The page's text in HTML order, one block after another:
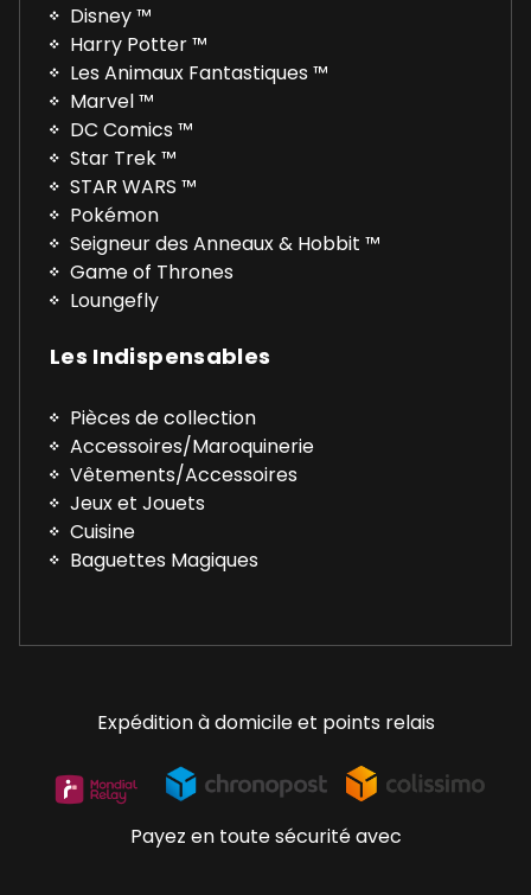
Disney ™
Harry Potter ™
Les Animaux Fantastiques ™
Marvel ™
DC Comics ™
Star Trek ™
STAR WARS ™
Pokémon
Seigneur des Anneaux & Hobbit ™
Game of Thrones
Loungefly
Les Indispensables
Pièces de collection
Accessoires/Maroquinerie
Vêtements/Accessoires
Jeux et Jouets
Cuisine
Baguettes Magiques
Expédition à domicile et points relais
Payez en toute sécurité avec